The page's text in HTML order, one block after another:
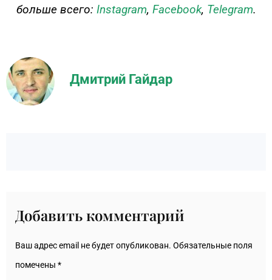
больше всего: Instagram, Facebook, Telegram.
Дмитрий Гайдар
Добавить комментарий
Ваш адрес email не будет опубликован. Обязательные поля
помечены *